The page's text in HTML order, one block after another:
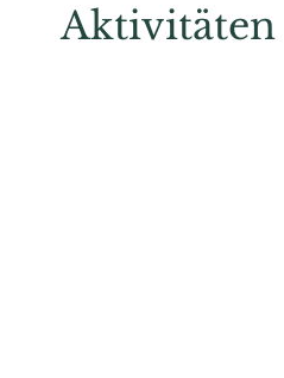
Aktivitäten